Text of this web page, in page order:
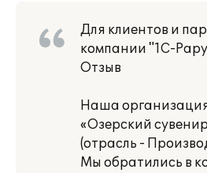
Для клиентов и
компании "1С-
Отзыв
Наша
«Озерский
(отрасль -
Мы обратились в